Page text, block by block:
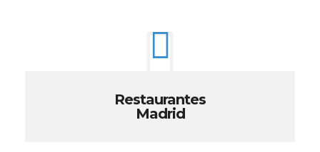
Restaurantes
Madrid